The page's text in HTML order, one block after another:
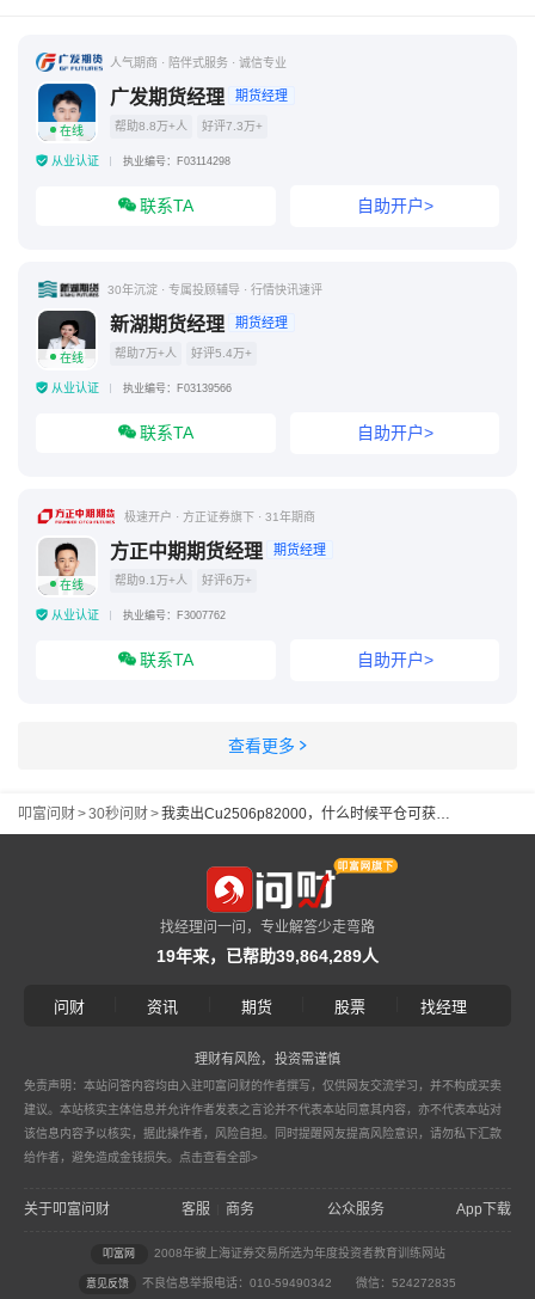
人气期商 · 陪伴式服务 · 诚信专业
在线
广发期货经理 期货经理
帮助8.8万+人 好评7.3万+
从业认证 执业编号：F03114298
联系TA 自助开户>
30年沉淀 · 专属投顾辅导 · 行情快讯速评
在线
新湖期货经理 期货经理
帮助7万+人 好评5.4万+
从业认证 执业编号：F03139566
联系TA 自助开户>
极速开户 · 方正证券旗下 · 31年期商
在线
方正中期期货经理 期货经理
帮助9.1万+人 好评6万+
从业认证 执业编号：F3007762
联系TA 自助开户>
查看更多
叩富问财>30秒问财> 我卖出Cu2506p82000，什么时候平仓可获得最大收益？还是行权才能获得最大收益？
找经理问一问，专业解答少走弯路
19年来，已帮助39,864,289人
问财 资讯 期货 股票 找经理
理财有风险，投资需谨慎
免责声明：本站问答内容均由入驻叩富问财的作者撰写，仅供网友交流学习，并不构成买卖
建议。本站核实主体信息并允许作者发表之言论并不代表本站同意其内容，亦不代表本站对
该信息内容予以核实，据此操作者，风险自担。同时提醒网友提高风险意识，请勿私下汇款
给作者，避免造成金钱损失。 点击查看全部>
关于叩富问财 客服 商务 公众服务 App下载
叩富网 2008年被上海证券交易所选为年度投资者教育训练网站
意见反馈 不良信息举报电话：010-59490342 微信：524272835